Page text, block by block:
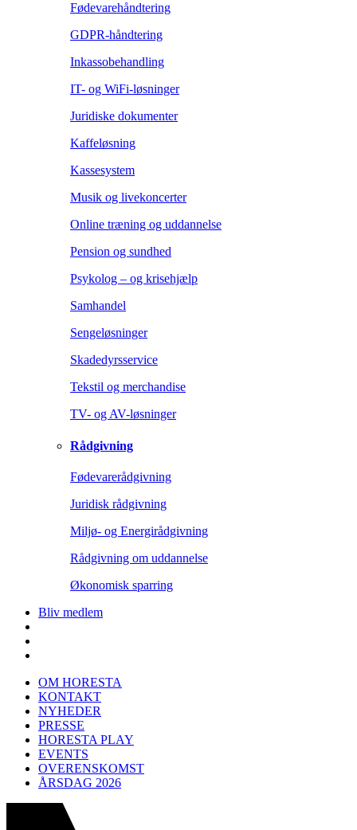
Fødevarehåndtering
GDPR-håndtering
Inkassobehandling
IT- og WiFi-løsninger
Juridiske dokumenter
Kaffeløsning
Kassesystem
Musik og livekoncerter
Online træning og uddannelse
Pension og sundhed
Psykolog – og krisehjælp
Samhandel
Sengeløsninger
Skadedyrsservice
Tekstil og merchandise
TV- og AV-løsninger
Rådgivning
Fødevarerådgivning
Juridisk rådgivning
Miljø- og Energirådgivning
Rådgivning om uddannelse
Økonomisk sparring
Bliv medlem
OM HORESTA
KONTAKT
NYHEDER
PRESSE
HORESTA PLAY
EVENTS
OVERENSKOMST
ÅRSDAG 2026